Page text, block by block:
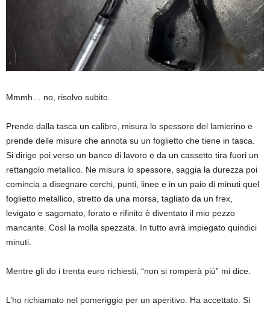
Mmmh… no, risolvo subito.
Prende dalla tasca un calibro, misura lo spessore del lamierino e
prende delle misure che annota su un foglietto che tiene in tasca.
Si dirige poi verso un banco di lavoro e da un cassetto tira fuori un
rettangolo metallico. Ne misura lo spessore, saggia la durezza poi
comincia a disegnare cerchi, punti, linee e in un paio di minuti quel
foglietto metallico, stretto da una morsa, tagliato da un frex,
levigato e sagomato, forato e rifinito è diventato il mio pezzo
mancante. Così la molla spezzata. In tutto avrà impiegato quindici
minuti.
Mentre gli do i trenta euro richiesti, “non si romperà più” mi dice.
L’ho richiamato nel pomeriggio per un aperitivo. Ha accettato. Si